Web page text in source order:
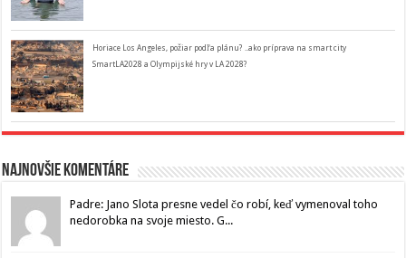
Horiace Los Angeles, požiar podľa plánu? ..ako príprava na smart city
SmartLA2028 a Olympijské hry v LA 2028?
Najnovšie komentáre
Padre: Jano Slota presne vedel čo robí, keď vymenoval toho
nedorobka na svoje miesto. G...